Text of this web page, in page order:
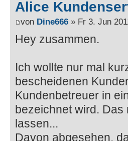
Alice
von Dine666 » Fr 3. Jun
Hey zusammen.
Ich wollte nur mal
bescheidenen
Kundenbetreuer in
bezeichnet wird.
lassen...
Davon abgesehen,